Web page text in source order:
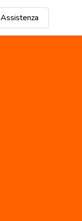
Assistenza